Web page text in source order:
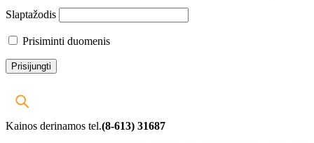
Slaptažodis
Prisiminti duomenis
Kainos derinamos tel.(8-613) 31687